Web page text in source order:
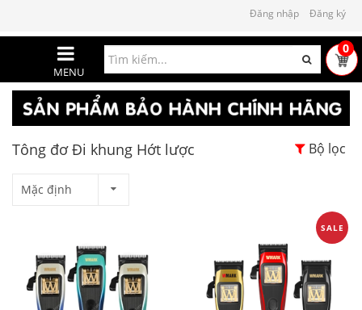
Đăng nhập Đăng ký
MENU
0
Tông đơ Đi khung Hớt lược Bộ lọc
Mặc định
SALE